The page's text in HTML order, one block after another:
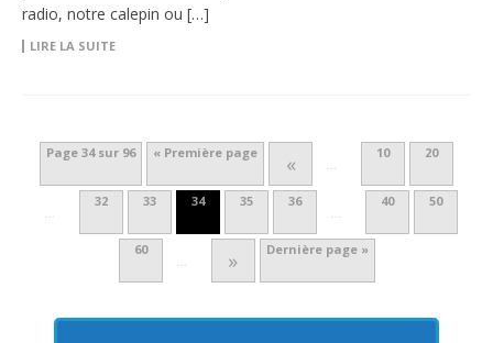
radio, notre calepin ou […]
LIRE LA SUITE
Page 34 sur 96 « Première page « …
10 20
…
32 33 34 35 36
…
40 50
60
… » Dernière page »